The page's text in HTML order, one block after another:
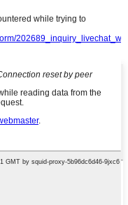
sustituir comidas